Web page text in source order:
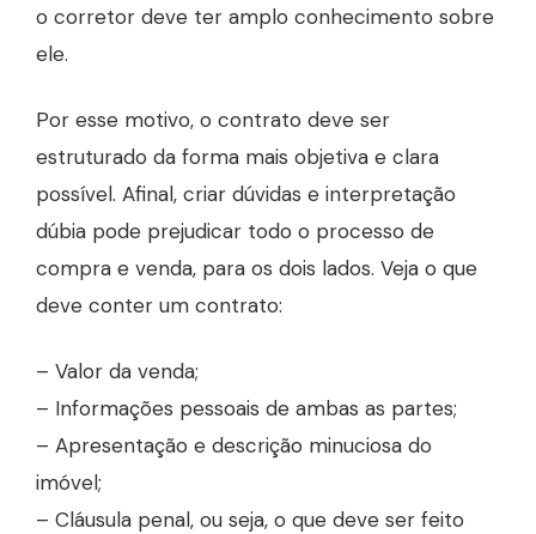
o corretor deve ter amplo conhecimento sobre
ele.
Por esse motivo, o contrato deve ser
estruturado da forma mais objetiva e clara
possível. Afinal, criar dúvidas e interpretação
dúbia pode prejudicar todo o processo de
compra e venda, para os dois lados. Veja o que
deve conter um contrato:
– Valor da venda;
– Informações pessoais de ambas as partes;
– Apresentação e descrição minuciosa do
imóvel;
– Cláusula penal, ou seja, o que deve ser feito